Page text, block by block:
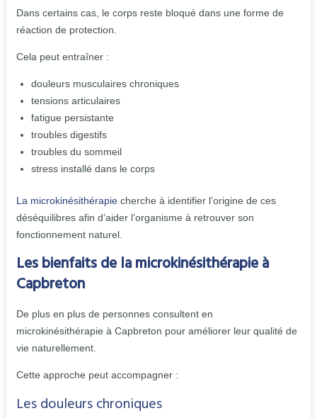
Dans certains cas, le corps reste bloqué dans une forme de
réaction de protection.
Cela peut entraîner :
douleurs musculaires chroniques
tensions articulaires
fatigue persistante
troubles digestifs
troubles du sommeil
stress installé dans le corps
La microkinésithérapie cherche à identifier l’origine de ces
déséquilibres afin d’aider l’organisme à retrouver son
fonctionnement naturel.
Les bienfaits de la microkinésithérapie à
Capbreton
De plus en plus de personnes consultent en
microkinésithérapie à Capbreton pour améliorer leur qualité de
vie naturellement.
Cette approche peut accompagner :
Les douleurs chroniques